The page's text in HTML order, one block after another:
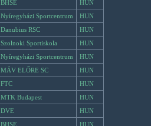
BHSE
HUN
Nyíregyházi Sportcentrum
HUN
Danubius RSC
HUN
Szolnoki Sportiskola
HUN
Nyíregyházi Sportcentrum
HUN
MÁV ELŐRE SC
HUN
FTC
HUN
MTK Budapest
HUN
DVE
HUN
BHSE
HUN